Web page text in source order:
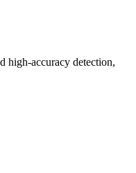
high-accuracy detection,